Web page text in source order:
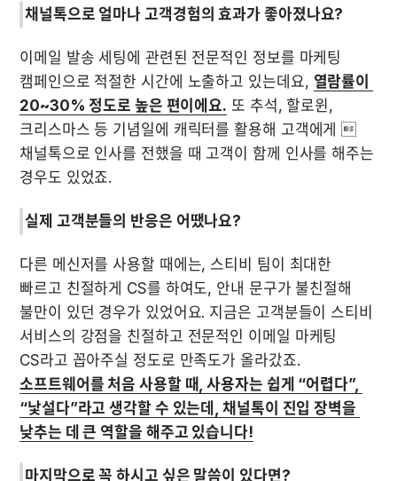
채널톡으로 얼마나 고객경험의 효과가 좋아졌나요?
이메일 발송 세팅에 관련된 전문적인 정보를 마케팅
캠페인으로 적절한 시간에 노출하고 있는데요, 열람률이
20~30% 정도로 높은 편이에요. 또 추석, 할로윈,
크리스마스 등 기념일에 캐릭터를 활용해 고객에게 
채널톡으로 인사를 전했을 때 고객이 함께 인사를 해주는
경우도 있었죠.
실제 고객분들의 반응은 어땠나요?
다른 메신저를 사용할 때에는, 스티비 팀이 최대한
빠르고 친절하게 CS를 하여도, 안내 문구가 불친절해
불만이 있던 경우가 있었어요. 지금은 고객분들이 스티비
서비스의 강점을 친절하고 전문적인 이메일 마케팅
소프트웨어를 처음 사용할 때, 사용자는 쉽게 “어렵다”,
“낯설다”라고 생각할 수 있는데, 채널톡이 진입 장벽을
낮추는 데 큰 역할을 해주고 있습니다!
마지막으로 꼭 하시고 싶은 말씀이 있다면?